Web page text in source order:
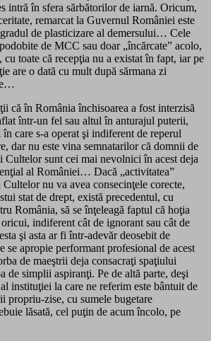
intră în sfera sărbătorilor de iarnă. Oricum,
remarcat la Guvernul României este
de plasticizare al demersului… Cele
de MCC sau doar „încărcate” acolo,
cu toate că recepţia nu a existat în fapt, iar pe
are o dată cu mult după sărmana zi
că în România închisoarea a fost interzisă
într-un fel sau altul în anturajul puterii,
care s-a operat şi indiferent de reperul
dar nu este vina semnatarilor că domnii de
sunt cei mai nevolnici în acest deja
al României… Dacă „activitatea”
nu va avea consecinţele corecte,
stat de drept, există precedentul, cu
România, să se înţeleagă faptul că hoţia
indiferent cât de ignorant sau cât de
şi asta ar fi într-adevăr deosebit de
se apropie performant profesional de acest
de maeştrii deja consacraţi spaţiului
de simplii aspiranţi. Pe de altă parte, deşi
instituţiei la care ne referim este bântuit de
propriu-zise, cu sumele bugetare
lăsată, cel puţin de acum încolo, pe